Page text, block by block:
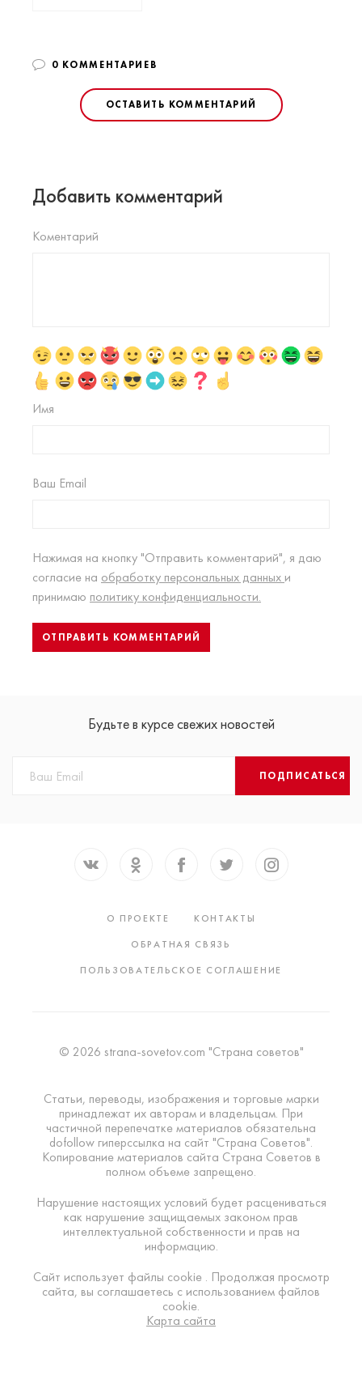
0 КОММЕНТАРИЕВ
ОСТАВИТЬ КОММЕНТАРИЙ
Добавить комментарий
Коментарий
Имя
Ваш Email
Нажимая на кнопку "Отправить комментарий", я даю
согласие на обработку персональных данных и
принимаю политику конфиденциальности.
Будьте в курсе свежих новостей
ПОДПИСАТЬСЯ
О ПРОЕКТЕ
КОНТАКТЫ
ОБРАТНАЯ СВЯЗЬ
ПОЛЬЗОВАТЕЛЬСКОЕ СОГЛАШЕНИЕ
© 2026 strana-sovetov.com "Страна советов"
Статьи, переводы, изображения и торговые марки
принадлежат их авторам и владельцам. При
частичной перепечатке материалов обязательна
dofollow гиперссылка на сайт "Страна Советов".
Копирование материалов сайта Страна Советов в
полном объеме запрещено.
Нарушение настоящих условий будет расцениваться
как нарушение защищаемых законом прав
интеллектуальной собственности и прав на
информацию.
Сайт использует файлы cookie . Продолжая просмотр
сайта, вы соглашаетесь с использованием файлов
cookie.
Карта сайта